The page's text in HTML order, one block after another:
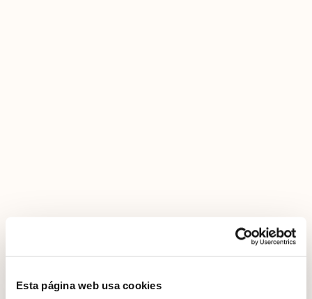
Esta página web usa cookies